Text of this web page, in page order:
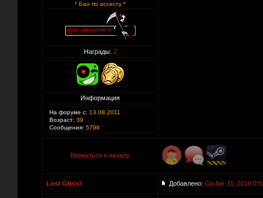
* Бан по ассисту *
Награды: 2
Информация
На форуме с: 13.08.2011
Возраст: 39
Сообщения: 5796
Вернуться к началу
Lost Ghost Добавлено: Ср Авг 31, 2016